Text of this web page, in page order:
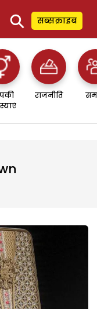
⚲ सब्सक्राइब
राजनीति